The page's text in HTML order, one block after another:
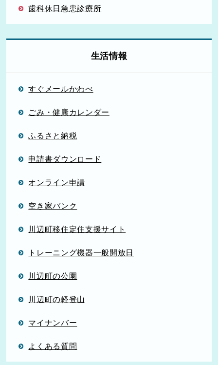
歯科休日急患診療所
生活情報
すぐメールかわべ
ごみ・健康カレンダー
ふるさと納税
申請書ダウンロード
オンライン申請
空き家バンク
川辺町移住定住支援サイト
トレーニング機器一般開放日
川辺町の公園
川辺町の軽登山
マイナンバー
よくある質問